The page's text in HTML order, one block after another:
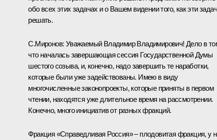
обо всех этих задачах и о Вашем видении того, как эти
решать.
С.Миронов: Уважаемый Владимир Владимирович! Дело в
что началась завершающая сессия Государственной Думы
шестого созыва, и, конечно, надо завершить те наработки,
которые были уже задействованы. Имею в виду
многочисленные законопроекты, которые приняты в первом
чтении, находятся уже длительное время на рассмотрении.
Конечно, много инициатив от разных фракций.
Фракция «Справедливая Россия» – плодовитая фракция, у